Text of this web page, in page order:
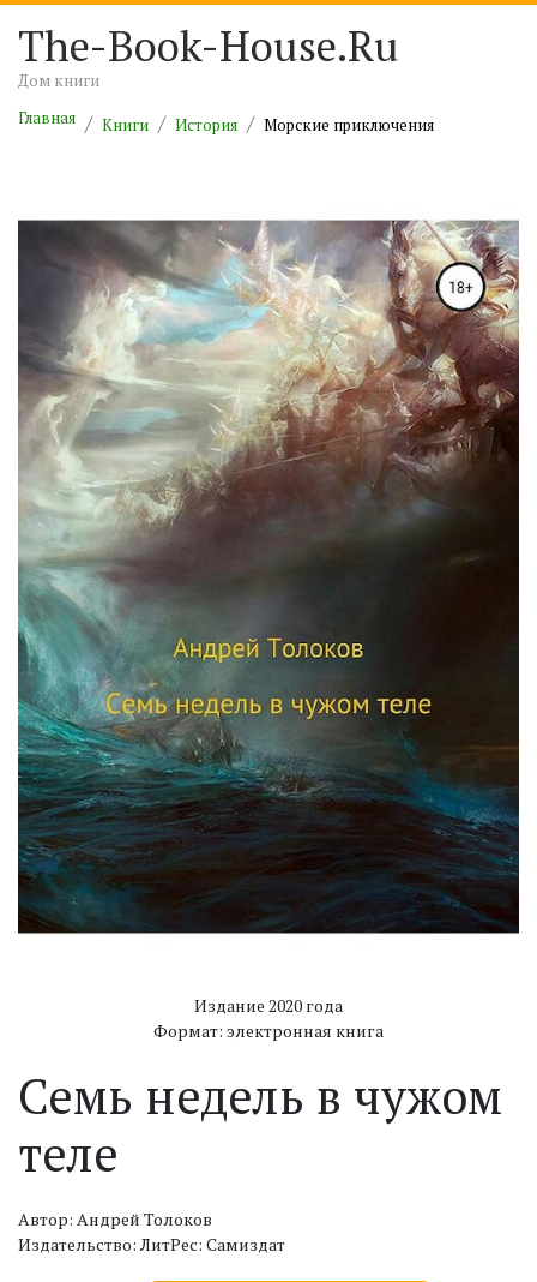
The-Book-House.Ru
Дом книги
Главная
Книги История Морские приключения
Издание 2020 года
Формат: электронная книга
Семь недель в чужом
теле
Автор: Андрей Толоков
Издательство: ЛитРес: Самиздат